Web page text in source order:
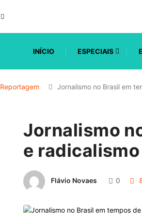
INÍCIO ESPECIAIS
Reportagem Jornalismo no Brasil em
Jornalismo
e
Flávio Novaes 0